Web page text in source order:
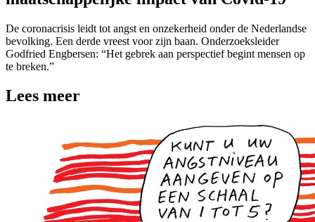
De coronacrisis leidt tot angst en onzekerheid onder de Nederlandse
bevolking. Een derde vreest voor zijn baan. Onderzoeksleider
Godfried Engbersen: “Het gebrek aan perspectief begint mensen op
te breken.”
Lees meer